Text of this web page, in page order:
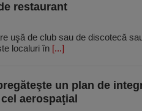
restaurant
uşă de club sau de discotecă
localuri în [...]
un plan de
aerospaţial